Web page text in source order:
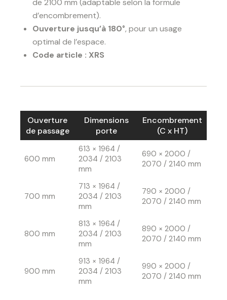
de 2100 mm (adaptable selon la formule
d’encombrement).
Ouverture jusqu’à 180°, pour un usage
optimal de l’espace.
Code article : XRS
Ouverture
de passage
Dimensions
porte
Encombrement
(C x HT)
600 mm
613 × 1964 /
2034 / 2103
mm
690 × 2000 /
2070 / 2140 mm
700 mm
713 × 1964 /
2034 / 2103
mm
790 × 2000 /
2070 / 2140 mm
800 mm
813 × 1964 /
2034 / 2103
mm
890 × 2000 /
2070 / 2140 mm
900 mm
913 × 1964 /
2034 / 2103
mm
990 × 2000 /
2070 / 2140 mm